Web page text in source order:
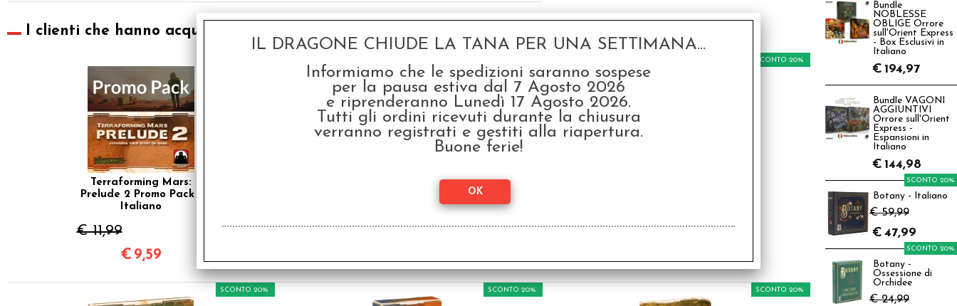
I clienti che hanno acquistato questo prodotto, hanno scelto anche questi articoli
Terraforming Mars:
Prelude 2 Promo Pack -
Italiano
€ 11,99
€ 9,59
Terraforming Mars -
Riconoscimenti
€ 15,99 € 19,99
SCONTO 20%
SCONTO 20% SCONTO 20% SCONTO 20%
Bundle
NOBLESSE
OBLIGE Orrore
sull'Orient Express
- Box Esclusivi in
Italiano
€ 194,97
Bundle VAGONI
AGGIUNTIVI
Orrore sull'Orient
Express -
Espansioni in
Italiano
€ 144,98
Botany - Italiano
€ 59,99
SCONTO 20%
€ 47,99
Botany -
Ossessione di
Orchidee
€ 24,99
SCONTO 20%
IL DRAGONE CHIUDE LA TANA PER UNA SETTIMANA...
Informiamo che le spedizioni saranno sospese
per la pausa estiva dal 7 Agosto 2026
e riprenderanno Lunedì 17 Agosto 2026.
Tutti gli ordini ricevuti durante la chiusura
verranno registrati e gestiti alla riapertura.
Buone ferie!